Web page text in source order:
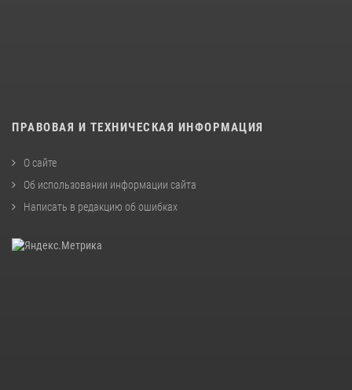
ПРАВОВАЯ И ТЕХНИЧЕСКАЯ ИНФОРМАЦИЯ
О сайте
Об использовании информации сайта
Написать в редакцию об ошибках